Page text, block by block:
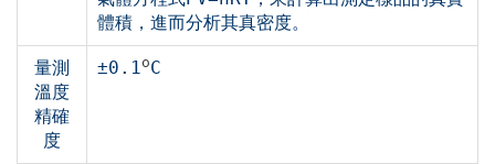
體積，進而分析其真密度。
量測
溫度
精確
度
±0.1oC